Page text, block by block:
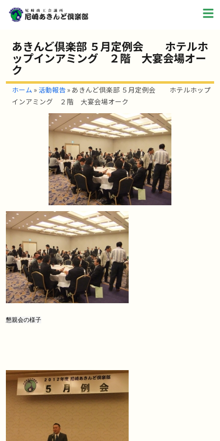
あきんど倶楽部 ５月定例会 ホテルホ
ップインアミング ２階 大宴会場オー
ク
ホーム » 活動報告» あきんど倶楽部 ５月定例会 ホテルホップ
インアミング ２階 大宴会場オーク
懇親会の様子